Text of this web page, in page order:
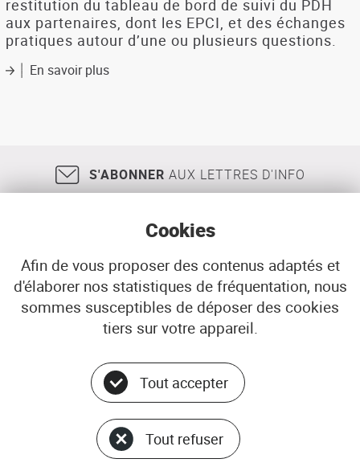
restitution du tableau de bord de suivi du PDH
aux partenaires, dont les EPCI, et des échanges
pratiques autour d’une ou plusieurs questions.
En savoir plussur
Finistère
(PDH)
S'ABONNER AUX LETTRES D'INFO
18, rue Jean Jaurès 29200 BREST
02 98 33 51 71
CONTACT
© ADEUPa
PLAN DU SITE
DONNÉES PERSONNELLES
Cookies
Afin de vous proposer des contenus adaptés et
d'élaborer nos statistiques de fréquentation, nous
sommes susceptibles de déposer des cookies
tiers sur votre appareil.
Tout accepter
Tout refuser